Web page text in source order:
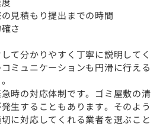
見積もり提出までの時間
さ
て分かりやすく丁寧に説明してく
ミュニケーションも円滑に行える
時の対応体制です。ゴミ屋敷の清
生することもあります。そのよう
に対応してくれる業者を選ぶこと